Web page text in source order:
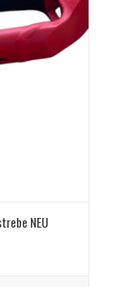
NEU